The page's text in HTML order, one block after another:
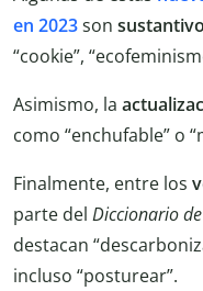
en 2023son
“cookie”,
Asimismo, la
como “enchufable” o
Finalmente, entre los
parte del Diccionario
destacan
incluso “posturear”.